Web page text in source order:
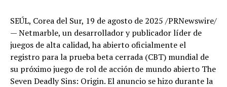
SEÚL, Corea del Sur, 19 de agosto de 2025 /PRNewswire/
— Netmarble, un desarrollador y publicador líder de
juegos de alta calidad, ha abierto oficialmente el
registro para la prueba beta cerrada (CBT) mundial de
su próximo juego de rol de acción de mundo abierto The
Seven Deadly Sins: Origin. El anuncio se hizo durante la